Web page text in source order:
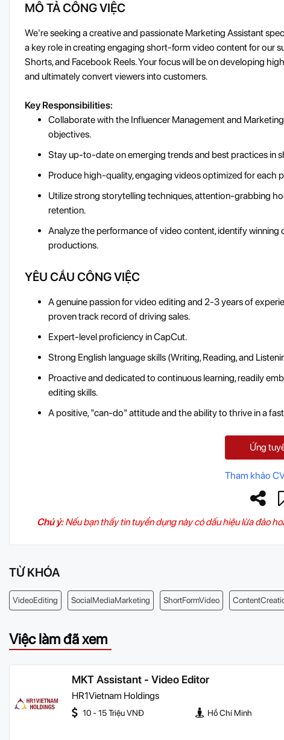
MÔ TẢ CÔNG VIỆC
We're seeking a creative and passionate Marketing Assistant
a key role in creating engaging short-form video content for our
Shorts, and Facebook Reels. Your focus will be on developing
and ultimately convert viewers into customers.
Key Responsibilities:
Collaborate with the Influencer Management and
objectives.
Stay up-to-date on emerging trends and best practices in
Produce high-quality, engaging videos optimized for each
Utilize strong storytelling techniques, attention-grabbing
retention.
Analyze the performance of video content, identify
productions.
YÊU CẦU CÔNG VIỆC
A genuine passion for video editing and 2-3 years of
proven track record of driving sales.
Expert-level proficiency in CapCut.
Strong English language skills (Writing, Reading, and
Proactive and dedicated to continuous learning, readily
editing skills.
A positive, "can-do" attitude and the ability to thrive in a
Ứng
Tham khảo
Chú ý:Nếu bạn thấy tin tuyển dụng này có dấu hiệu lừa đảo
TỪ KHÓA
VideoEditing SocialMediaMarketing ShortFormVideo
Việc làm đã xem
MKT Assistant - Video Editor
HR1Vietnam Holdings
10 - 15 Triệu VNĐ
Hồ Chí Minh